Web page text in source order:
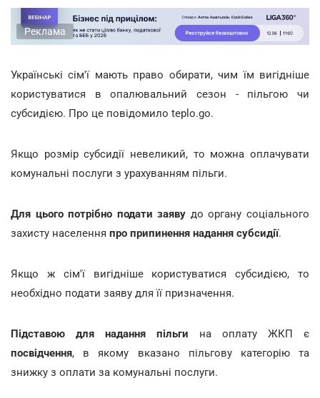
Реклама
Українські сім'ї мають право обирати, чим їм вигідніше
користуватися в опалювальний сезон - пільгою чи
субсидією. Про це повідомило teplo.go.
Якщо розмір субсидії невеликий, то можна оплачувати
комунальні послуги з урахуванням пільги.
Для цього потрібно подати заяву до органу соціального
захисту населення про припинення надання субсидії.
Якщо ж сім'ї вигідніше користуватися субсидією, то
необхідно подати заяву для її призначення.
Підставою для надання пільги на оплату ЖКП є
посвідчення, в якому вказано пільгову категорію та
знижку з оплати за комунальні послуги.